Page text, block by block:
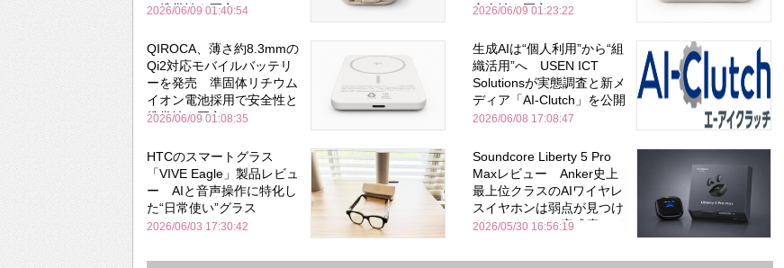
と携帯性を両立
2026/06/09 01:40:54
安全性を両立
2026/06/09 01:23:22
QIROCA、薄さ約8.3mmの
Qi2対応モバイルバッテリ
ーを発売 準固体リチウム
イオン電池採用で安全性と
携帯性を両立
2026/06/09 01:08:35
生成AIは“個人利用”から“組
織活用”へ USEN ICT
Solutionsが実態調査と新メ
ディア「AI-Clutch」を公開
2026/06/08 17:08:47
HTCのスマートグラス
「VIVE Eagle」製品レビュ
ー AIと音声操作に特化し
た“日常使い”グラス
2026/06/03 17:30:42
Soundcore Liberty 5 Pro
Maxレビュー Anker史上
最上位クラスのAIワイヤレ
スイヤホンは弱点が見つけ
づらいくらいの完成度にび
Bose並み
2026/05/30 16:56:19